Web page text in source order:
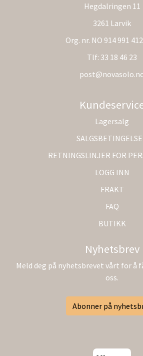
Hegdalringen 11
3261 Larvik
Org. nr. NO 914 991
Tlf: 33 18 46 23
Lagersalg
RETNINGSLINJER FOR
LOGG INN
FRAKT
FAQ
BUTIKK
Nyhetsbrev
Meld deg på nyhetsbrevet vårt for å
oss.
Abonner på